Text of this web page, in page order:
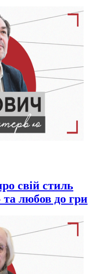
свій стиль
любов до гри